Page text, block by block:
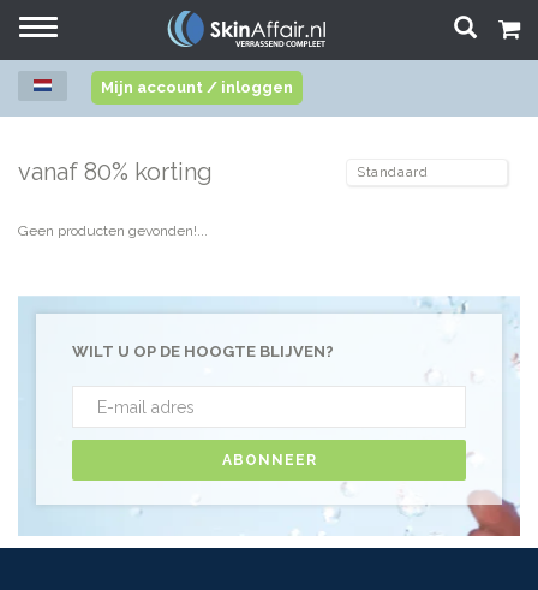
Toggle
Mijn account / inloggen
vanaf 80% korting
Geen producten gevonden!...
WILT U OP DE HOOGTE BLIJVEN?
ABONNEER